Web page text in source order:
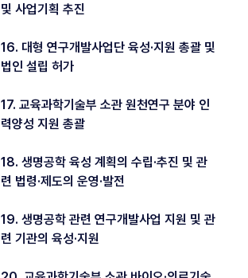
및 사업기획 추진
16. 대형 연구개발사업단 육성·지원 총괄 및
법인 설립 허가
17. 교육과학기술부 소관 원천연구 분야 인
력양성 지원 총괄
18. 생명공학 육성 계획의 수립·추진 및 관
련 법령·제도의 운영·발전
19. 생명공학 관련 연구개발사업 지원 및 관
련 기관의 육성·지원